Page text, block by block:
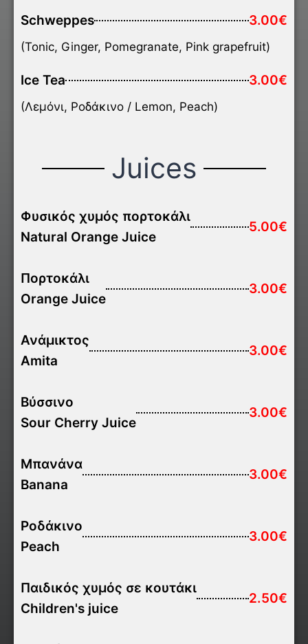
Schweppes 3.00€
(Tonic, Ginger, Pomegranate, Pink grapefruit)
Ice Tea 3.00€
(Λεμόνι, Ροδάκινο / Lemon, Peach)
Juices
Φυσικός χυμός πορτοκάλι
Natural Orange Juice
5.00€
Πορτοκάλι
Orange Juice
3.00€
Ανάμικτος
Amita
3.00€
Βύσσινο
Sour Cherry Juice
3.00€
Μπανάνα
Banana
3.00€
Ροδάκινο
Peach
3.00€
Παιδικός χυμός σε κουτάκι
Children's juice
2.50€